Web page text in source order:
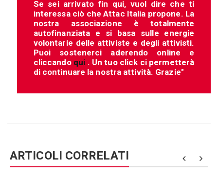
Se sei arrivato fin qui, vuol dire che ti
interessa ciò che Attac Italia propone. La
nostra associazione è totalmente
autofinanziata e si basa sulle energie
volontarie delle attiviste e degli attivisti.
Puoi sostenerci aderendo online e
cliccando qui . Un tuo click ci permetterà
di continuare la nostra attività. Grazie"
ARTICOLI CORRELATI